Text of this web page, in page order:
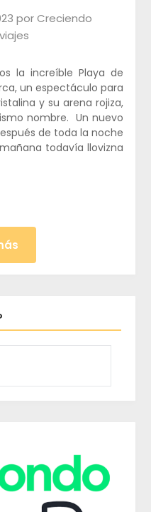
porCreciendo
la increíble Playa de
un espectáculo para
y su arena rojiza,
nombre. Un nuevo
de toda la noche
todavía llovizna